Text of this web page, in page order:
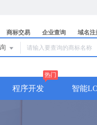
商标交易 企业查询 域名注
程序开发
热门
智能